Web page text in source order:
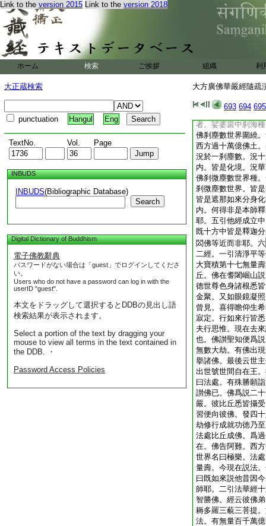
Link to the version 2015 Link to the version 2018
ホーム 検索 ご挨拶 組織 利
大正蔵検索
punctuation Hangul Eng
TextNo. Vol. Page
INBUDS
INBUDS(Bibliographic Database)
Search
Digital Dictionary of Buddhism
電子佛教辭典
パスワードがない場合は「guest」でログインしてくださ
い。
Users who do not have a password can log in with the
userID "guest".
本文をドラッグして選択するとDDBの見出し語
検索結果が表示されます。
Select a portion of the text by dragging your
mouse to view all terms in the text contained in
the DDB. ・
Password Access Policies
大方廣佛華嚴經隨疏
693 694 695
文成立今義。六故
決他經。七以理推
八然此段下。辨其
有三意。一東方之
於本方即釋迦矣。
有見爲阿閦彌陀諸
外救云。今明阿閦
阿閦。何得引是本
此者。普賢本讃本
者。娑婆當中刹海
佛刹塵數世界圍繞
西方過十萬億佛土
況於一刹塵數。況
内。皆是化境。況
佛刹微塵數世界種
刹微塵數世界。皆
皆是遮那如來分身
内。何得非是本師
耶。五引他經成立
既十方中皆是釋迦
閦佛等近而非耶。六
二經。一引清淨平
大寶積第十七無量
丘。佛在耆闍崛山
徳世尊色身諸根悉
金聚。又如眼鏡凝
曾見。喜得瞻仰生
寂定。行如來行皆
夫行思惟。現在去
也。佛讃聖知便爲
無數大劫。有佛出
擧諸佛。最後云世
出世號世間自在王
曰法處。有殊勝願
讃佛已。佛爲説二
嚴。彼比丘悉皆攝
習便向彼佛。發四
劫修行成就功徳乃
法處比丘成佛。爲
在。佛告阿難。西
世界名曰極樂。法
量壽。今現在説法
曰既如來説他昔因
師耶。二引法華經
智勝佛。經云彼佛
耨多羅三藐三菩提
法。有無量百千萬